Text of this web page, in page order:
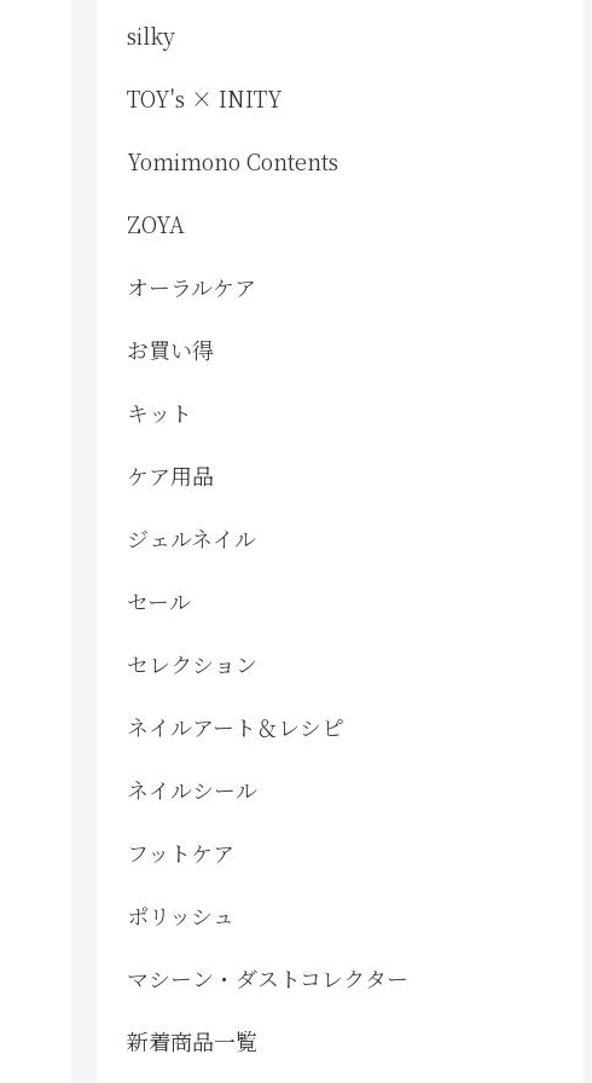
silky
TOY's × INITY
Yomimono Contents
ZOYA
オーラルケア
お買い得
キット
ケア用品
ジェルネイル
セール
セレクション
ネイルアート＆レシピ
ネイルシール
フットケア
ポリッシュ
マシーン・ダストコレクター
新着商品一覧